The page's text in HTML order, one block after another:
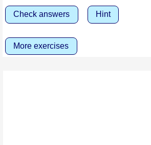
Check answers Hint
More exercises